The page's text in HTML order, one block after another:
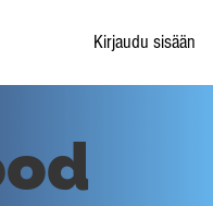
Kirjaudu sisään